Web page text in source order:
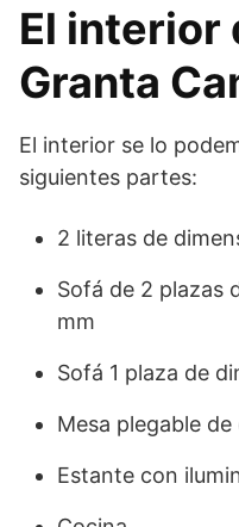
El interior
Granta
El interior se lo
siguientes partes:
2 literas de
Sofá de 2 plazas
mm
Sofá 1 plaza de
Mesa plegable
Estante con